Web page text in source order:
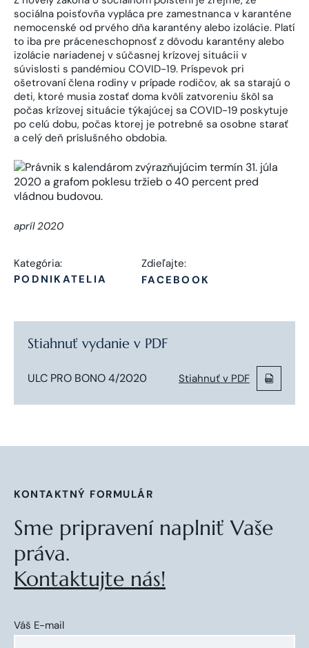
sociálna poisťovňa vypláca pre zamestnanca v karanténe
nemocenské od prvého dňa karantény alebo izolácie. Platí
to iba pre práceneschopnosť z dôvodu karantény alebo
izolácie nariadenej v súčasnej krízovej situácii v
súvislosti s pandémiou COVID-19. Príspevok pri
ošetrovaní člena rodiny v prípade rodičov, ak sa starajú o
deti, ktoré musia zostať doma kvôli zatvoreniu škôl sa
počas krízovej situácie týkajúcej sa COVID-19 poskytuje
po celú dobu, počas ktorej je potrebné sa osobne starať
a celý deň príslušného obdobia.
apríl 2020
Kategória:
PODNIKATELIA
Zdieľajte:
FACEBOOK
Stiahnuť vydanie v PDF
ULC PRO BONO 4/2020 Stiahnuť v PDF
KONTAKTNÝ FORMULÁR
Sme pripravení naplniť Vaše
práva.
Kontaktujte nás!
Váš E-mail